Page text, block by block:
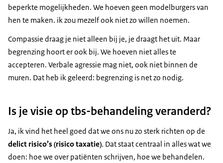
beperkte mogelijkheden. We hoeven geen modelburgers van
hen te maken. ik zou mezelf ook niet zo willen noemen.
Compassie draag je niet alleen bij je, je draagt het uit. Maar
begrenzing hoort er ook bij. We hoeven niet alles te
accepteren. Verbale agressie mag niet, ook niet binnen de
muren. Dat heb ik geleerd: begrenzing is net zo nodig.
Is je visie op tbs-behandeling veranderd?
Ja, ik vind het heel goed dat we ons nu zo sterk richten op de
delict risico’s (risico taxatie). Dat staat centraal in alles wat we
doen: hoe we over patiënten schrijven, hoe we behandelen.